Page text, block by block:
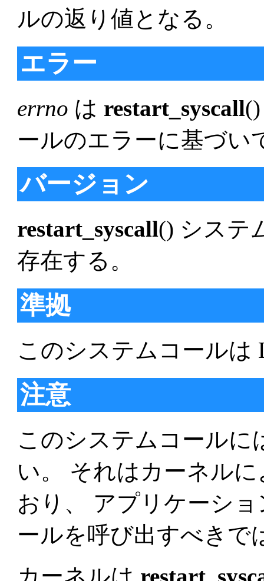
ルの返り値となる。
エラー
errno は restart_syscall
ールのエラーに基づい
バージョン
restart_syscall() システ
存在する。
準拠
このシステムコール
注意
このシステムコールに
い。 それはカーネル
おり、 アプリケーシ
ールを呼び出すべきで